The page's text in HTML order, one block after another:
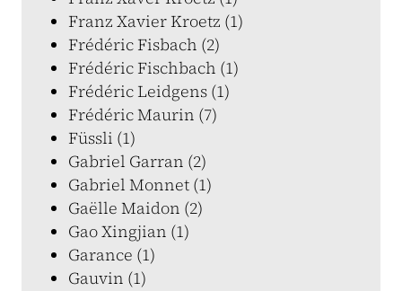
Franz Xavier Kroetz (1)
Frédéric Fisbach (2)
Frédéric Fischbach (1)
Frédéric Leidgens (1)
Frédéric Maurin (7)
Füssli (1)
Gabriel Garran (2)
Gabriel Monnet (1)
Gaëlle Maidon (2)
Gao Xingjian (1)
Garance (1)
Gauvin (1)